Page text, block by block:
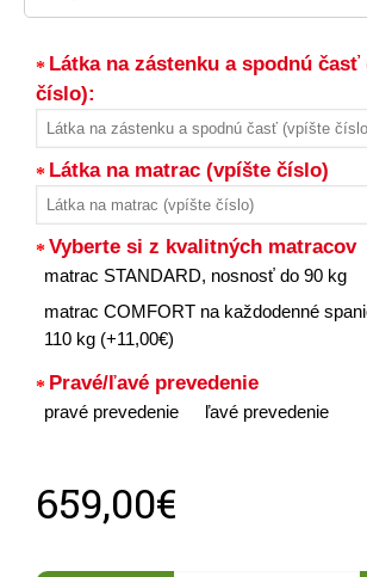
Látka na zástenku a spodnú časť
číslo):
Látka na matrac (vpíšte číslo)
Vyberte si z kvalitných matracov
matrac STANDARD, nosnosť do 90 kg
matrac COMFORT na každodenné
110 kg (+11,00€)
Pravé/ľavé prevedenie
pravé prevedenie ľavé prevedenie
659,00€